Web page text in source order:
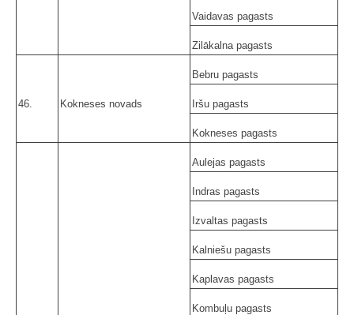
Vaidavas pagasts
Zilākalna pagasts
46. Kokneses novads
Bebru pagasts
Iršu pagasts
Kokneses pagasts
Aulejas pagasts
Indras pagasts
Izvaltas pagasts
Kalniešu pagasts
Kaplavas pagasts
Kombuļu pagasts